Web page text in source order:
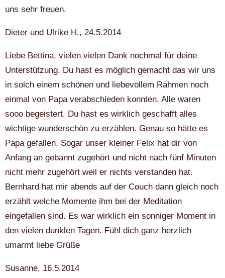
uns sehr freuen.
Dieter und Ulrike H., 24.5.2014
Liebe Bettina, vielen vielen Dank nochmal für deine
Unterstützung. Du hast es möglich gemacht das wir uns
in solch einem schönen und liebevollem Rahmen noch
einmal von Papa verabschieden konnten. Alle waren
sooo begeistert. Du hast es wirklich geschafft alles
wichtige wunderschön zu erzählen. Genau so hätte es
Papa gefallen. Sogar unser kleiner Felix hat dir von
Anfang an gebannt zugehört und nicht nach fünf Minuten
nicht mehr zugehört weil er nichts verstanden hat.
Bernhard hat mir abends auf der Couch dann gleich noch
erzählt welche Momente ihm bei der Meditation
eingefallen sind. Es war wirklich ein sonniger Moment in
den vielen dunklen Tagen. Fühl dich ganz herzlich
umarmt liebe Grüße
Susanne, 16.5.2014